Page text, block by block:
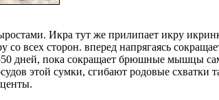
Икра тут же прилипает икру
со всех сторон. вперед напрягаясь
дней, пока сокращает брюшные мышцы
этой сумки, сгибают родовые схватки